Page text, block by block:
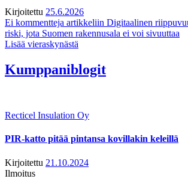
Kirjoitettu 25.6.2026
Ei kommentteja artikkeliin Digitaalinen
riski, jota Suomen rakennusala ei voi sivuuttaa
Lisää vieraskynästä
Kumppaniblogit
Recticel Insulation Oy
PIR-katto pitää pintansa kovillakin keleillä
Kirjoitettu 21.10.2024
Ilmoitus